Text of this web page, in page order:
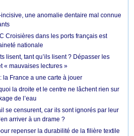
une anomalie dentaire mal connue
Croisières dans les ports français est
nationale
lisent, tant qu’ils lisent ? Dépasser les
« mauvaises lectures »
la France a une carte à jouer
la droite et le centre ne lâchent rien sur
de l’eau
se censurent, car ils sont ignorés par leur
arriver à un drame ?
repenser la durabilité de la filière textile